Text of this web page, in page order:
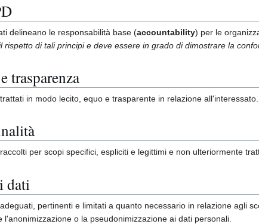
delineano le responsabilità base (accountability) per le
di tali principi e deve essere in grado di dimostrare la
trasparenza
in modo lecito, equo e trasparente in relazione all'interessato.
per scopi specifici, espliciti e legittimi e non ulteriormente
dati
pertinenti e limitati a quanto necessario in relazione agli
l'anonimizzazione o la pseudonimizzazione ai dati personali.